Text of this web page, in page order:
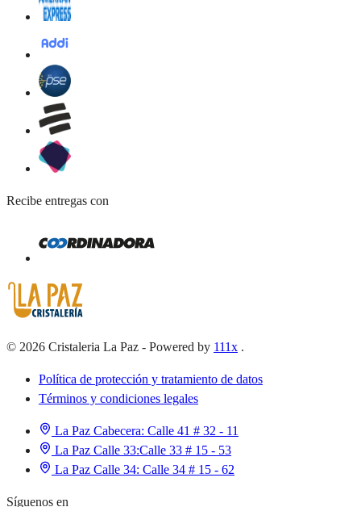
Recibe entregas con
© 2026 Cristaleria La Paz - Powered by 111x .
Política de protección y tratamiento de datos
Términos y condiciones legales
La Paz Cabecera: Calle 41 # 32 - 11
La Paz Calle 33:Calle 33 # 15 - 53
La Paz Calle 34: Calle 34 # 15 - 62
Síguenos en